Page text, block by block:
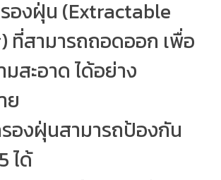
องฝุ่น (Extractable
ที่สามารถถอดออก เพื่อ
มสะอาด ได้อย่าง
ย
องฝุ่นสามารถป้องกัน
ได้